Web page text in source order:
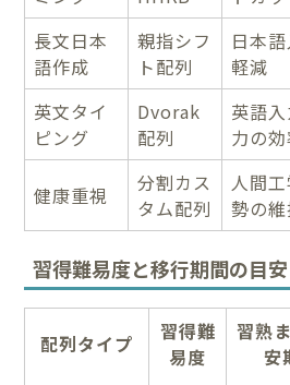
長文日本
語作成
親指シフ
ト配列
日本
軽減
英文タイ
ピング
Dvorak
配列
英語
力の
健康重視
分割カス
タム配列
人間
勢の
習得難易度と移行期間の目安
配列タイプ
習得難
易度
習熟
安